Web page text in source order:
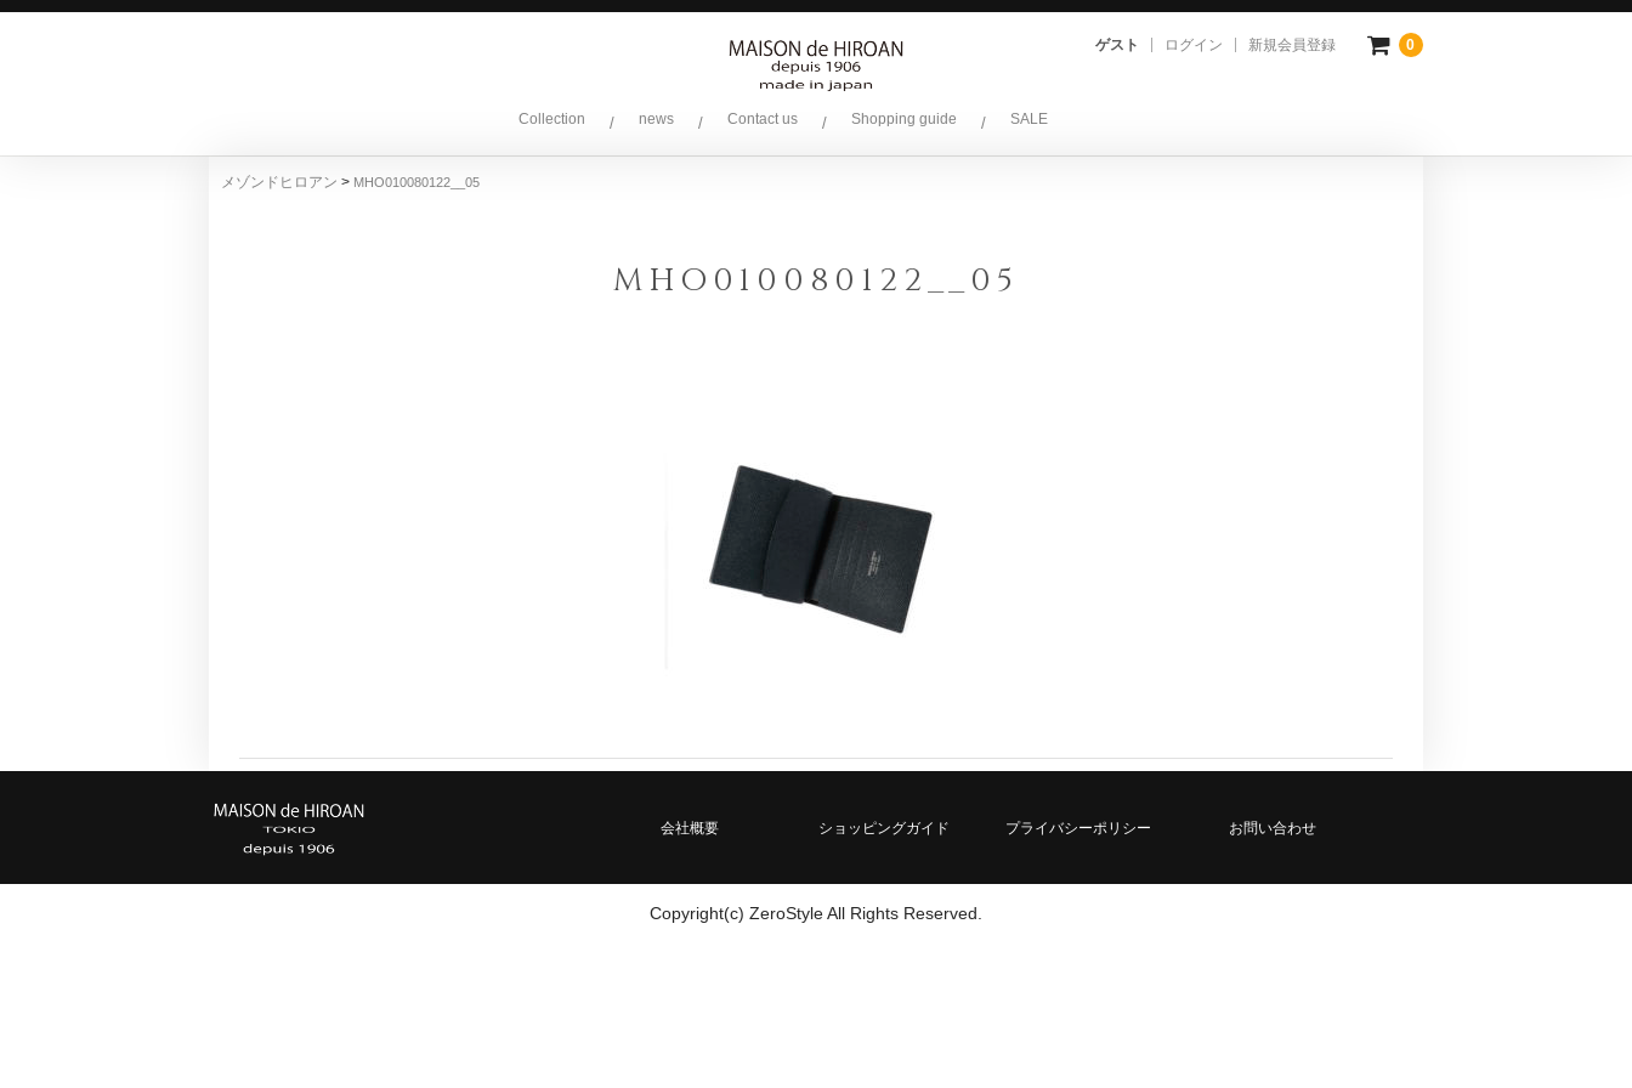
ゲスト ログイン 新規会員登録 0
Collection / news / Contact us / Shopping guide / SALE
メゾンドヒロアン > MHO010080122__05
MHO010080122__05
会社概要 ショッピングガイド プライバシーポリシー お問い合わせ
Copyright(c) ZeroStyle All Rights Reserved.